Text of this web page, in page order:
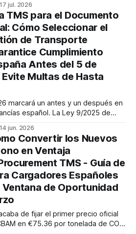
17 jul. 2026
TMS para el Documento
Cómo Seleccionar el
de Transporte
Cumplimiento
Antes del 5 de
Multas de Hasta
marcará un antes y un después en
español. La Ley 9/2025 de
digitalice completamente en un
su entrada en vigor. Sin
14 jun. 2026
Convertir los Nuevos
en Ventaja
TMS - Guía de
Cargadores Españoles
de Oportunidad
de fijar el primer precio oficial
en €75.36 por tonelada de CO₂